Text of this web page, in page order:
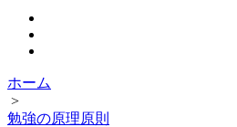
ホーム
>
勉強の原理原則